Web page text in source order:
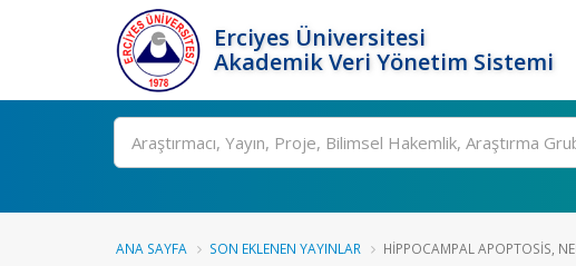
Erciyes Üniversitesi
Akademik Veri Yönetim Sistemi
Ara
ANA SAYFA SON EKLENEN YAYINLAR HIPPOCAMPAL APOPTOSIS,